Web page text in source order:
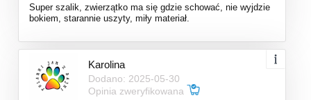
Super szalik, zwierzątko ma się gdzie schować, nie wyjdzie
bokiem, starannie uszyty, miły materiał.
Karolina
Dodano: 2025-05-30
Opinia zweryfikowana